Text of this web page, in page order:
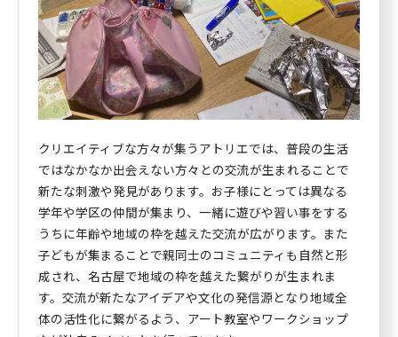
クリエイティブな方々が集うアトリエでは、普段の生活
ではなかなか出会えない方々との交流が生まれることで
新たな刺激や発見があります。お子様にとっては異なる
学年や学区の仲間が集まり、一緒に遊びや習い事をする
うちに年齢や地域の枠を越えた交流が広がります。また
子どもが集まることで親同士のコミュニティも自然と形
成され、名古屋で地域の枠を越えた繋がりが生まれま
す。交流が新たなアイデアや文化の発信源となり地域全
体の活性化に繋がるよう、アート教室やワークショップ